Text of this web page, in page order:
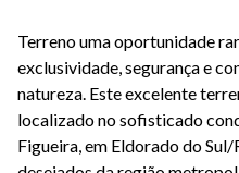
Terreno uma oportunidade
exclusividade, segurança e
natureza. Este excelente
localizado no sofisticado
Figueira, em Eldorado do Sul/